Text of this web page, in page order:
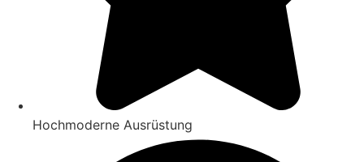
Hochmoderne Ausrüstung